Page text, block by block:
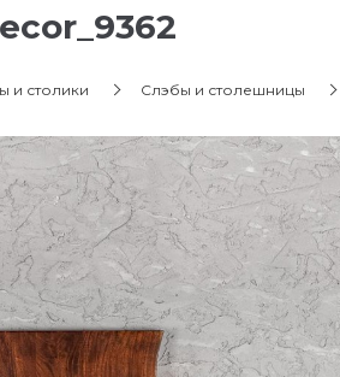
и столики Слэбы и столешницы